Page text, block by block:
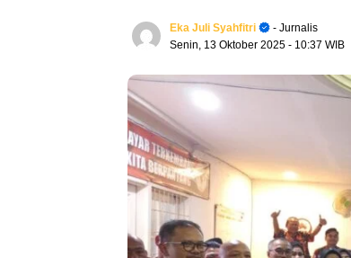
Eka Juli Syahfitri
- Jurnalis
Senin, 13 Oktober 2025 - 10:37 WIB